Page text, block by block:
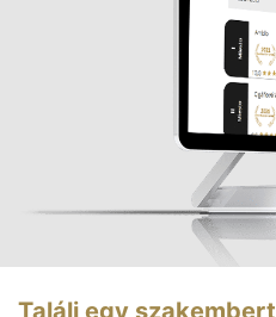
Találj egy szakembert